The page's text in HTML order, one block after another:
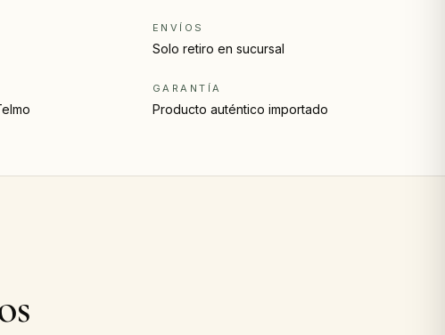
ENVÍOS
Solo retiro en sucursal
GARANTÍA
Producto auténtico importado